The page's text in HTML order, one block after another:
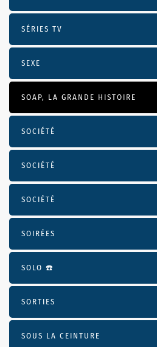
SÉRIES TV
SEXE
SOAP, LA GRANDE HISTOIRE
SOCIÉTÉ
SOCIÉTÉ
SOCIÉTÉ
SOIRÉES
SOLO ☎️
SORTIES
SOUS LA CEINTURE